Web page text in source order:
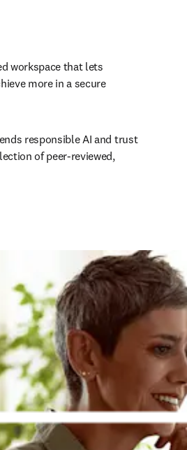
workspace that lets
more in a secure
responsible AI and trust
of peer-reviewed,
ventana